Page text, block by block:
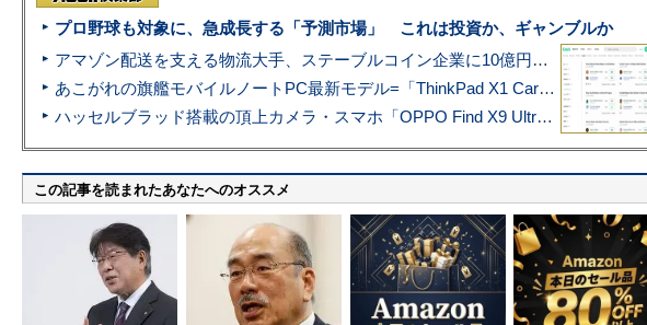
プロ野球も対象に、急成長する「予測市場」 これは投資か、ギャンブルか
アマゾン配送を支える物流大手、ステーブルコイン企業に10億円投資のワケ
あこがれの旗艦モバイルノートPC最新モデル=「ThinkPad X1 Carbon Gen 14 Aura Edition」実機レビュー
ハッセルブラッド搭載の頂上カメラ・スマホ「OPPO Find X9 Ultra」実写レビュー=プロが本気で徹底撮影しました!!
この記事を読まれたあなたへのオススメ